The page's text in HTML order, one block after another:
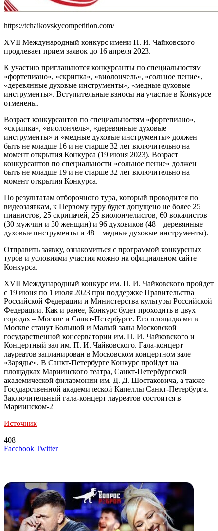
https://tchaikovskycompetition.com/
XVII Международный конкурс имени П. И. Чайковского
продлевает прием заявок до 16 апреля 2023.
К участию приглашаются конкурсанты по специальностям
«фортепиано», «скрипка», «виолончель», «сольное пение»,
«деревянные духовые инструменты», «медные духовые
инструменты». Вступительные взносы на участие в Конкурсе
отменены.
Возраст конкурсантов по специальностям «фортепиано»,
«скрипка», «виолончель», «деревянные духовые
инструменты» и «медные духовые инструменты» должен
быть не младше 16 и не старше 32 лет включительно на
момент открытия Конкурса (19 июня 2023). Возраст
конкурсантов по специальности «сольное пение» должен
быть не младше 19 и не старше 32 лет включительно на
момент открытия Конкурса.
По результатам отборочного тура, который проводится по
видеозаявкам, к Первому туру будет допущено не более 25
пианистов, 25 скрипачей, 25 виолончелистов, 60 вокалистов
(30 мужчин и 30 женщин) и 96 духовиков (48 – деревянные
духовые инструменты и 48 – медные духовые инструменты).
Отправить заявку, ознакомиться с программой конкурсных
туров и условиями участия можно на официальном сайте
Конкурса.
XVII Международный конкурс им. П. И. Чайковского пройдет
с 19 июня по 1 июля 2023 при поддержке Правительства
Российской Федерации и Министерства культуры Российской
Федерации. Как и ранее, Конкурс будет проходить в двух
городах – Москве и Санкт-Петербурге. Его площадками в
Москве станут Большой и Малый залы Московской
государственной консерватории им. П. И. Чайковского и
Концертный зал им. П. И. Чайковского. Гала-концерт
лауреатов запланирован в Московском концертном зале
«Зарядье». В Санкт-Петербурге Конкурс пройдет на
площадках Мариинского театра, Санкт-Петербургской
академической филармонии им. Д. Д. Шостаковича, а также
Государственной академической Капеллы Санкт-Петербурга.
Заключительный гала-концерт лауреатов состоится в
Мариинском-2.
Источник
408
Facebook TwitterLinkedIn
Tumblr
Reddit
Вконтакте
Одноклассники
Skype
Messenger
Messenger
WhatsApp
Telegram
Viber
Line
Поделиться
Печатать